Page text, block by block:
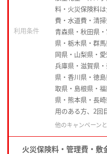
料・火災保険料
費・水道費・清
利用条件
青森県・秋田県
県・栃木県・群
岡県・山梨県・
兵庫県・滋賀県
県・香川県・徳
取県・島根県・
県・熊本県・長
用のある方、2回
他のキャンペーン
火災保険料・管理費・敷